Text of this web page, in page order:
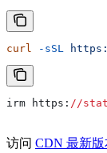
curl -sSL
irm https: //
访问 CDN 最新